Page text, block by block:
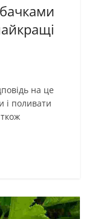
на це
і поливати